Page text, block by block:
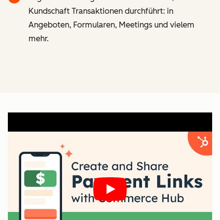
Kundschaft Transaktionen durchführt: in
Angeboten, Formularen, Meetings und vielem
mehr.
Play